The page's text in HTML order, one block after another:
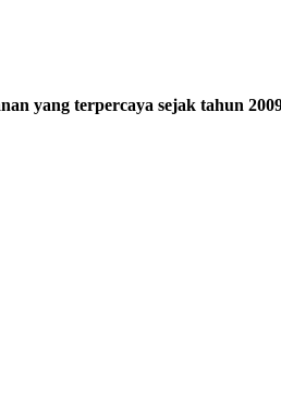
yang terpercaya sejak tahun